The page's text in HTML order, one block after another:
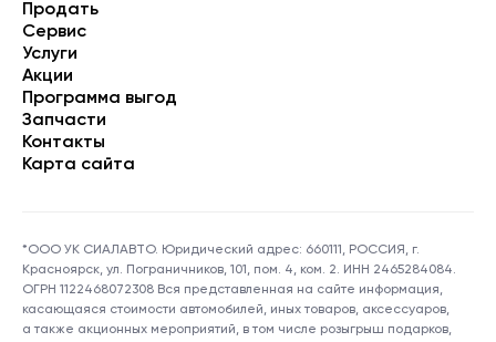
Продать
Сервис
Услуги
Акции
Программа выгод
Запчасти
Контакты
Карта сайта
*ООО УК СИАЛАВТО. Юридический адрес: 660111, РОССИЯ, г.
Красноярск, ул. Пограничников, 101, пом. 4, ком. 2. ИНН 2465284084.
ОГРН 1122468072308 Вся представленная на сайте информация,
касающаяся стоимости автомобилей, иных товаров, аксессуаров,
а также акционных мероприятий, в том числе розыгрыш подарков,